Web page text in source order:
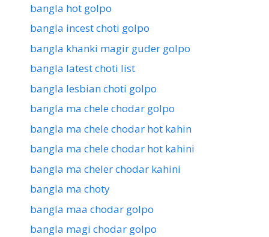
bangla hot golpo
bangla incest choti golpo
bangla khanki magir guder golpo
bangla latest choti list
bangla lesbian choti golpo
bangla ma chele chodar golpo
bangla ma chele chodar hot kahin
bangla ma chele chodar hot kahini
bangla ma cheler chodar kahini
bangla ma choty
bangla maa chodar golpo
bangla magi chodar golpo